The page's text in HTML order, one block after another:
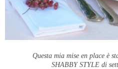
Questa mia mise en place è
SHABBY STYLE di